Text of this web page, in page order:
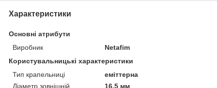
Характеристики
Основні атрибути
Виробник
Netafim
Користувальницькі характеристики
Тип крапельниці
еміттерна
Діаметр зовнішній
16,5 мм